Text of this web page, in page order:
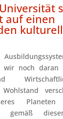
auf einen
noch daran
Wohlstand
gemäß